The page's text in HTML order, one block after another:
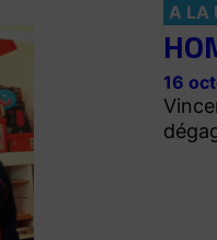
A LA
16